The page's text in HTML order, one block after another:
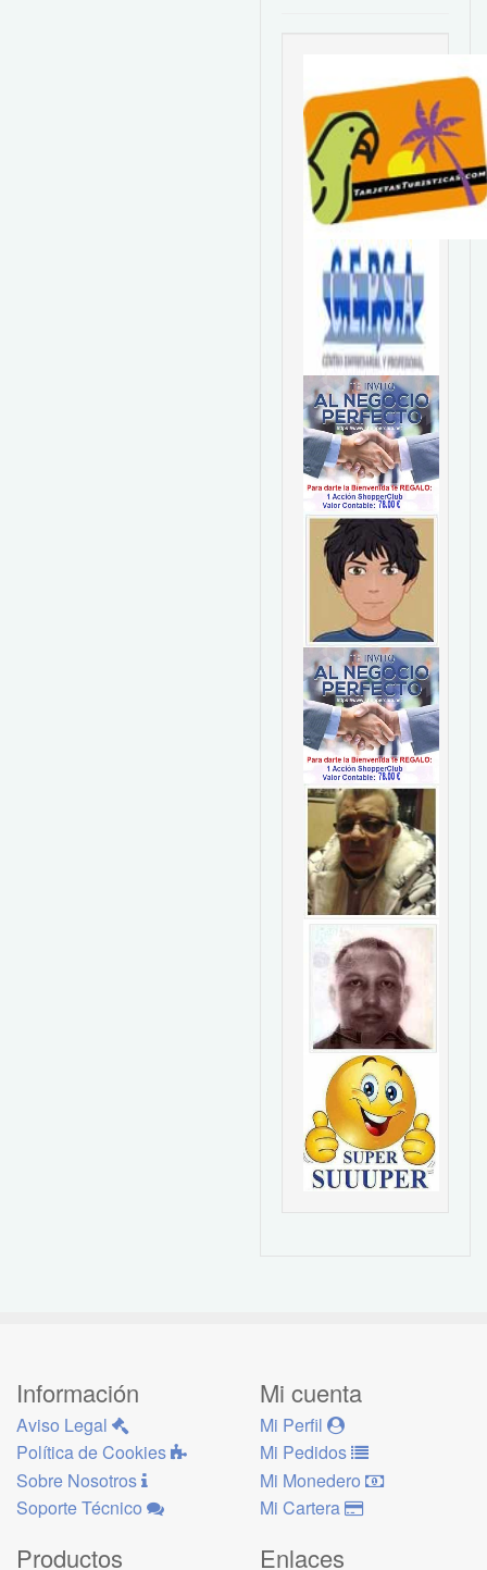
Información
Aviso Legal
Política de Cookies
Sobre Nosotros
Soporte Técnico
Mi cuenta
Mi Perfil
Mi Pedidos
Mi Monedero
Mi Cartera
Productos Enlaces